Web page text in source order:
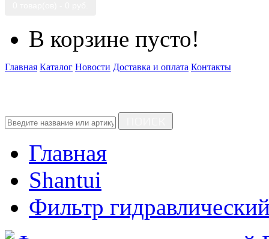
В корзине пусто!
Главная Каталог Новости Доставка и оплата Контакты
Главная
Shantui
Фильтр